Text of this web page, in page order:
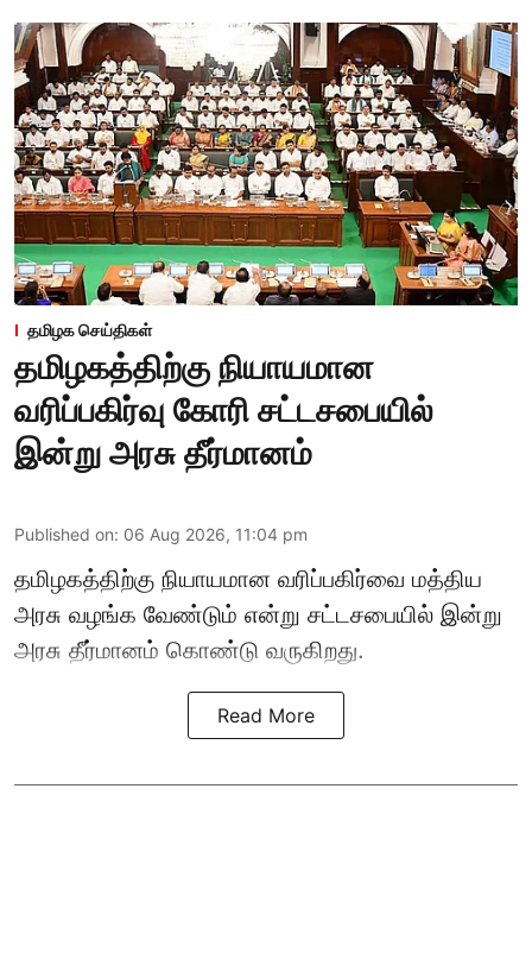
தமிழக செய்திகள்
தமிழகத்திற்கு நியாயமான
வரிப்பகிர்வு கோரி சட்டசபையில்
இன்று அரசு தீர்மானம்
Published on: 06 Aug 2026, 11:04 pm
தமிழகத்திற்கு நியாயமான வரிப்பகிர்வை மத்திய
அரசு வழங்க வேண்டும் என்று சட்டசபையில் இன்று
அரசு தீர்மானம் கொண்டு வருகிறது.
Read More